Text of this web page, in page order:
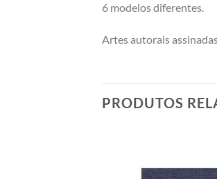
6 modelos diferentes.
Artes autorais
PRODUTOS